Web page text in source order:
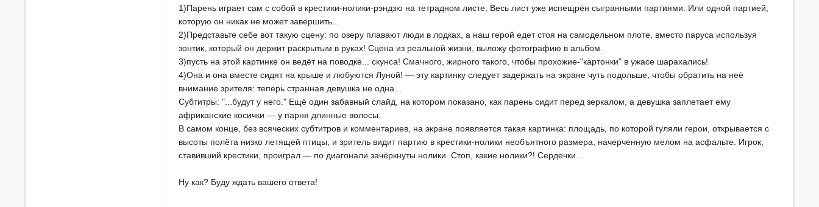
1)Парень играет сам с собой в крестики-нолики-рэндзю на тетрадном листе. Весь лист уже испещрён сыгранными партиями. Или одной партией,
которую он никак не может завершить...
2)Представьте себе вот такую сцену: по озеру плавают люди в лодках, а наш герой едет стоя на самодельном плоте, вместо паруса используя
зонтик, который он держит раскрытым в руках! Сцена из реальной жизни, выложу фотографию в альбом.
3)пусть на этой картинке он ведёт на поводке... скунса! Смачного, жирного такого, чтобы прохожие-"картонки" в ужасе шарахались!
4)Она и она вместе сидят на крыше и любуются Луной! — эту картинку следует задержать на экране чуть подольше, чтобы обратить на неё
внимание зрителя: теперь странная девушка не одна...
Субтитры: "...будут у него." Ещё один забавный слайд, на котором показано, как парень сидит перед зеркалом, а девушка заплетает ему
африканские косички — у парня длинные волосы.
В самом конце, без всяческих субтитров и комментариев, на экране появляется такая картинка: площадь, по которой гуляли герои, открывается с
высоты полёта низко летящей птицы, и зритель видит партию в крестики-нолики необъятного размера, начерченную мелом на асфальте. Игрок,
ставивший крестики, проиграл — по диагонали зачёркнуты нолики. Стоп, какие нолики?! Сердечки...
Ну как? Буду ждать вашего ответа!